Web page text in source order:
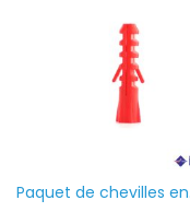
Paquet de chevilles en